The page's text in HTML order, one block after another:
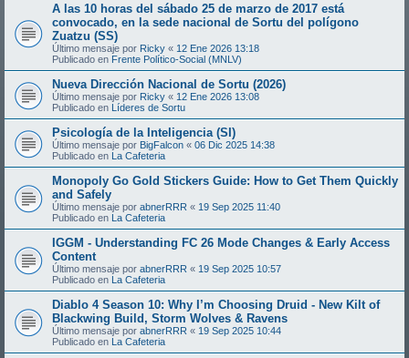
A las 10 horas del sábado 25 de marzo de 2017 está
convocado, en la sede nacional de Sortu del polígono
Zuatzu (SS)
Último mensaje por Ricky « 12 Ene 2026 13:18
Publicado en Frente Político-Social (MNLV)
Nueva Dirección Nacional de Sortu (2026)
Último mensaje por Ricky « 12 Ene 2026 13:08
Publicado en Líderes de Sortu
Psicología de la Inteligencia (SI)
Último mensaje por BigFalcon « 06 Dic 2025 14:38
Publicado en La Cafeteria
Monopoly Go Gold Stickers Guide: How to Get Them Quickly
and Safely
Último mensaje por abnerRRR « 19 Sep 2025 11:40
Publicado en La Cafeteria
IGGM - Understanding FC 26 Mode Changes & Early Access
Content
Último mensaje por abnerRRR « 19 Sep 2025 10:57
Publicado en La Cafeteria
Diablo 4 Season 10: Why I’m Choosing Druid - New Kilt of
Blackwing Build, Storm Wolves & Ravens
Último mensaje por abnerRRR « 19 Sep 2025 10:44
Publicado en La Cafeteria